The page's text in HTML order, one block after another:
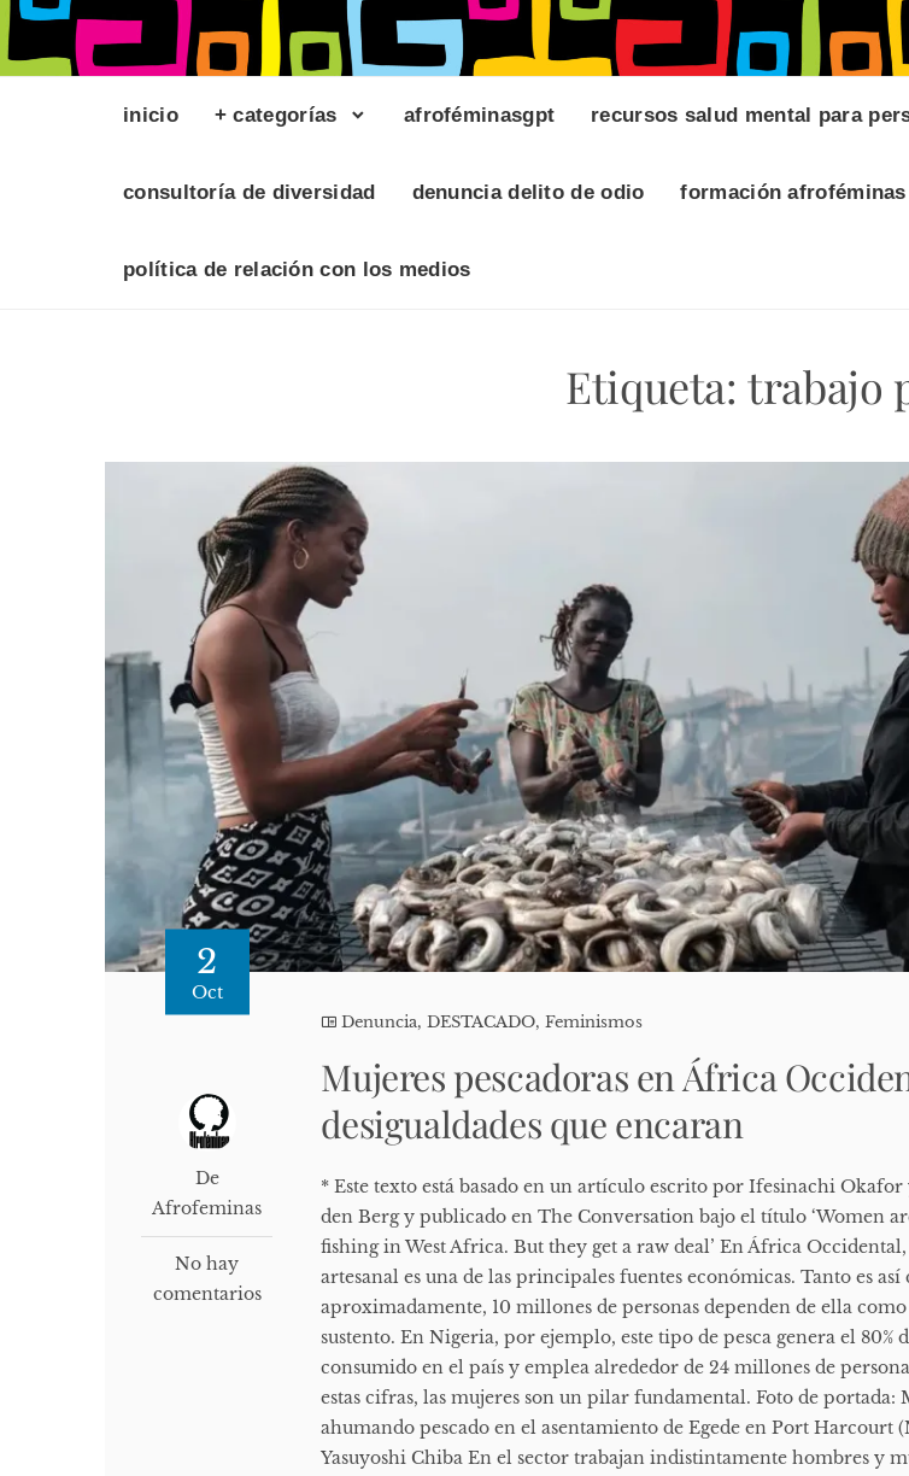
inicio + categorías afroféminasgpt recursos salud mental para
consultoría de diversidad denuncia delito de odio formación afroféminas
política de relación con los medios
Etiqueta:trabajo
2
Oct
De
Afrofeminas
No hay
comentarios
Denuncia,DESTACADO,Feminismos
Mujeres pescadoras en África
desigualdades que encaran
* Este texto está basado en un artículo escrito por Ifesinachi Okafor
den Berg y publicado en The Conversation bajo el título ‘Women
fishing in West Africa. But they get a raw deal’ En África Occidental,
artesanal es una de las principales fuentes económicas. Tanto es así
aproximadamente, 10 millones de personas dependen de ella
sustento. En Nigeria, por ejemplo, este tipo de pesca genera el 80%
consumido en el país y emplea alrededor de 24 millones de
estas cifras, las mujeres son un pilar fundamental. Foto de portada:
ahumando pescado en el asentamiento de Egede en Port Harcourt
Yasuyoshi Chiba En el sector trabajan indistintamente hombres y